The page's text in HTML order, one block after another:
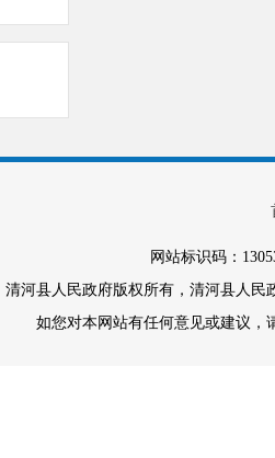
网站标识码：
清河县人民政府版权所有，清河县人
如您对本网站有任何意见或建议，